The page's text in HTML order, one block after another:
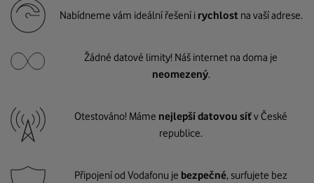
Nabídneme vám ideální řešení i rychlost na vaší adrese.
Žádné datové limity! Náš internet na doma je
neomezený.
Otestováno! Máme nejlepší datovou síťv České
republice.
Připojení od Vodafonu je bezpečné, surfujete bez